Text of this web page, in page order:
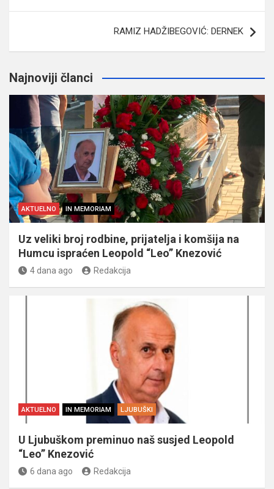
RAMIZ HADŽIBEGOVIĆ: DERNEK
Najnoviji članci
AKTUELNO IN MEMORIAM
Uz veliki broj rodbine, prijatelja i komšija na
Humcu ispraćen Leopold “Leo” Knezović
4 dana ago Redakcija
AKTUELNO IN MEMORIAM LJUBUŠKI
U Ljubuškom preminuo naš susjed Leopold
“Leo” Knezović
6 dana ago Redakcija